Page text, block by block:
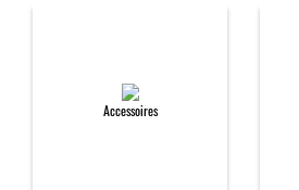
Accessoires